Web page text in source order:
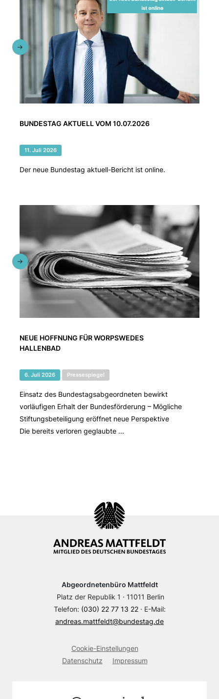
BUNDESTAG AKTUELL VOM 10.07.2026
11. Juli 2026
Der neue Bundestag aktuell-Bericht ist online.
NEUE HOFFNUNG FÜR WORPSWEDES
HALLENBAD
6. Juli 2026 Pressespiegel
Einsatz des Bundestagsabgeordneten bewirkt
vorläufigen Erhalt der Bundesförderung – Mögliche
Stiftungsbeteiligung eröffnet neue Perspektive
Die bereits verloren geglaubte ...
Abgeordnetenbüro Mattfeldt
Platz der Republik 1 · 11011 Berlin
Telefon: (030) 22 77 13 22· E-Mail:
andreas.mattfeldt@bundestag.de
Cookie-Einstellungen
Datenschutz
Impressum